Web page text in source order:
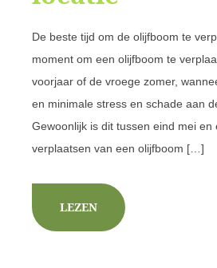
De beste tijd om de olijfboom te
moment om een olijfboom te
voorjaar of de vroege zomer,
en minimale stress en schade aan
Gewoonlijk is dit tussen eind mei en
verplaatsen van een olijfboom […]
LEZEN